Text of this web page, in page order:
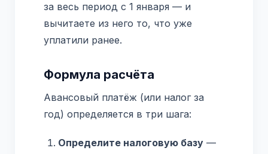
за весь период с 1 января — и
вычитаете из него то, что уже
уплатили ранее.
Формула расчёта
Авансовый платёж (или налог за
год) определяется в три шага:
Определите налоговую базу —